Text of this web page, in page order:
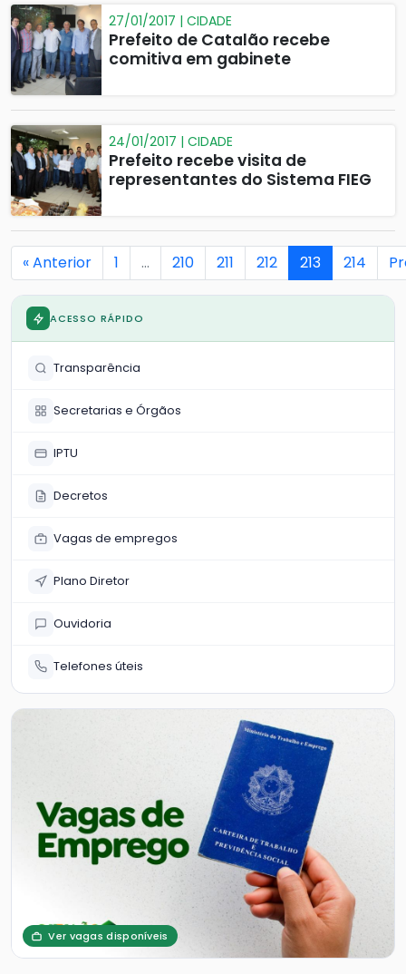
27/01/2017 | CIDADE
Prefeito de Catalão recebe
comitiva em gabinete
24/01/2017 | CIDADE
Prefeito recebe visita de
representantes do Sistema FIEG
« Anterior 1 … 210 211 212 213 214
ACESSO RÁPIDO
Transparência
Secretarias e Órgãos
IPTU
Decretos
Vagas de empregos
Plano Diretor
Ouvidoria
Telefones úteis
Ver vagas disponíveis